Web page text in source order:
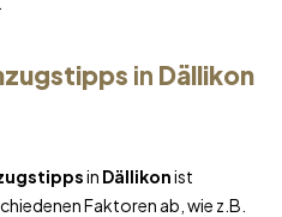
in Dällikon
in Dällikonist
Faktoren ab, wie z.B.